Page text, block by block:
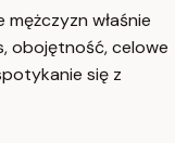
właśnie
obojętność, celowe
się z